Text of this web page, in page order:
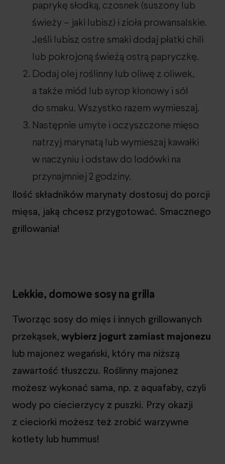
paprykę słodką, czosnek (suszony lub
świeży – jaki lubisz) i zioła prowansalskie.
Jeśli lubisz ostre smaki dodaj płatki chili
lub pokrojoną świeżą ostrą papryczkę.
Dodaj olej roślinny lub oliwę z oliwek,
a także miód lub syrop klonowy i sól
do smaku. Wszystko razem wymieszaj.
Następnie umyte i oczyszczone mięso
natrzyj marynatą lub wymieszaj kawałki
w naczyniu i odstaw do lodówki na
przynajmniej 2 godziny.
Ilość składników marynaty dostosuj do porcji
mięsa, jaką chcesz przygotować. Smacznego
grillowania!
Lekkie, domowe sosy na grilla
Tworząc sosy do mięs i innych grillowanych
przekąsek,wybierz jogurt zamiast majonezu
lub majonez wegański, który ma niższą
zawartość tłuszczu. Roślinny majonez
możesz wykonać sama, np. z aquafaby, czyli
wody po ciecierzycy z puszki. Przy okazji
z cieciorki możesz też zrobić warzywne
kotlety lub hummus!